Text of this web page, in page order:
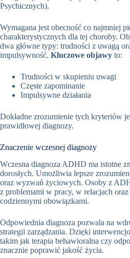
Psychicznych).
Wymagana jest obecność co najmniej
charakterystycznych dla tej choroby.
dwa główne typy: trudności z uwagą
impulsywność. Kluczowe objawy to:
Trudności w skupieniu uwagi
Częste zapominanie
Impulsywne działania
Dokładne zrozumienie tych kryteriów
prawidłowej diagnozy.
Znaczenie wczesnej diagnozy
Wczesna diagnoza ADHD ma istotne
dorosłych. Umożliwia lepsze
oraz wyzwań życiowych. Osoby z
z problemami w pracy, w relacjach
codziennymi obowiązkami.
Odpowiednia diagnoza pozwala na
strategii zarządzania. Dzięki
takim jak terapia behawioralna czy
znacznie poprawić jakość życia.